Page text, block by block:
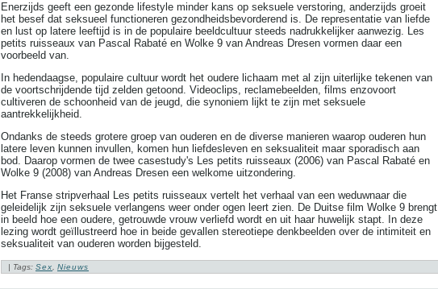
Enerzijds geeft een gezonde lifestyle minder kans op seksuele verstoring, anderzijds groeit
het besef dat seksueel functioneren gezondheidsbevorderend is. De representatie van liefde
en lust op latere leeftijd is in de populaire beeldcultuur steeds nadrukkelijker aanwezig. Les
petits ruisseaux van Pascal Rabaté en Wolke 9 van Andreas Dresen vormen daar een
voorbeeld van.
In hedendaagse, populaire cultuur wordt het oudere lichaam met al zijn uiterlijke tekenen van
de voortschrijdende tijd zelden getoond. Videoclips, reclamebeelden, films enzovoort
cultiveren de schoonheid van de jeugd, die synoniem lijkt te zijn met seksuele
aantrekkelijkheid.
Ondanks de steeds grotere groep van ouderen en de diverse manieren waarop ouderen hun
latere leven kunnen invullen, komen hun liefdesleven en seksualiteit maar sporadisch aan
bod. Daarop vormen de twee casestudy's Les petits ruisseaux (2006) van Pascal Rabaté en
Wolke 9 (2008) van Andreas Dresen een welkome uitzondering.
Het Franse stripverhaal Les petits ruisseaux vertelt het verhaal van een weduwnaar die
geleidelijk zijn seksuele verlangens weer onder ogen leert zien. De Duitse film Wolke 9 brengt
in beeld hoe een oudere, getrouwde vrouw verliefd wordt en uit haar huwelijk stapt. In deze
lezing wordt geïllustreerd hoe in beide gevallen stereotiepe denkbeelden over de intimiteit en
seksualiteit van ouderen worden bijgesteld.
| Tags: Sex, Nieuws